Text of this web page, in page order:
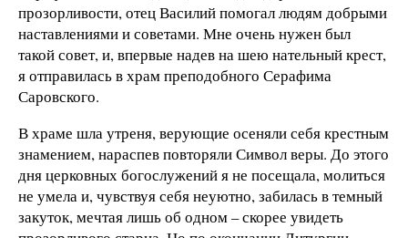
прозорливости, отец Василий помогал людям добрыми
наставлениями и советами. Мне очень нужен был
такой совет, и, впервые надев на шею нательный крест,
я отправилась в храм преподобного Серафима
Саровского.
В храме шла утреня, верующие осеняли себя крестным
знамением, нараспев повторяли Символ веры. До этого
дня церковных богослужений я не посещала, молиться
не умела и, чувствуя себя неуютно, забилась в темный
закуток, мечтая лишь об одном – скорее увидеть